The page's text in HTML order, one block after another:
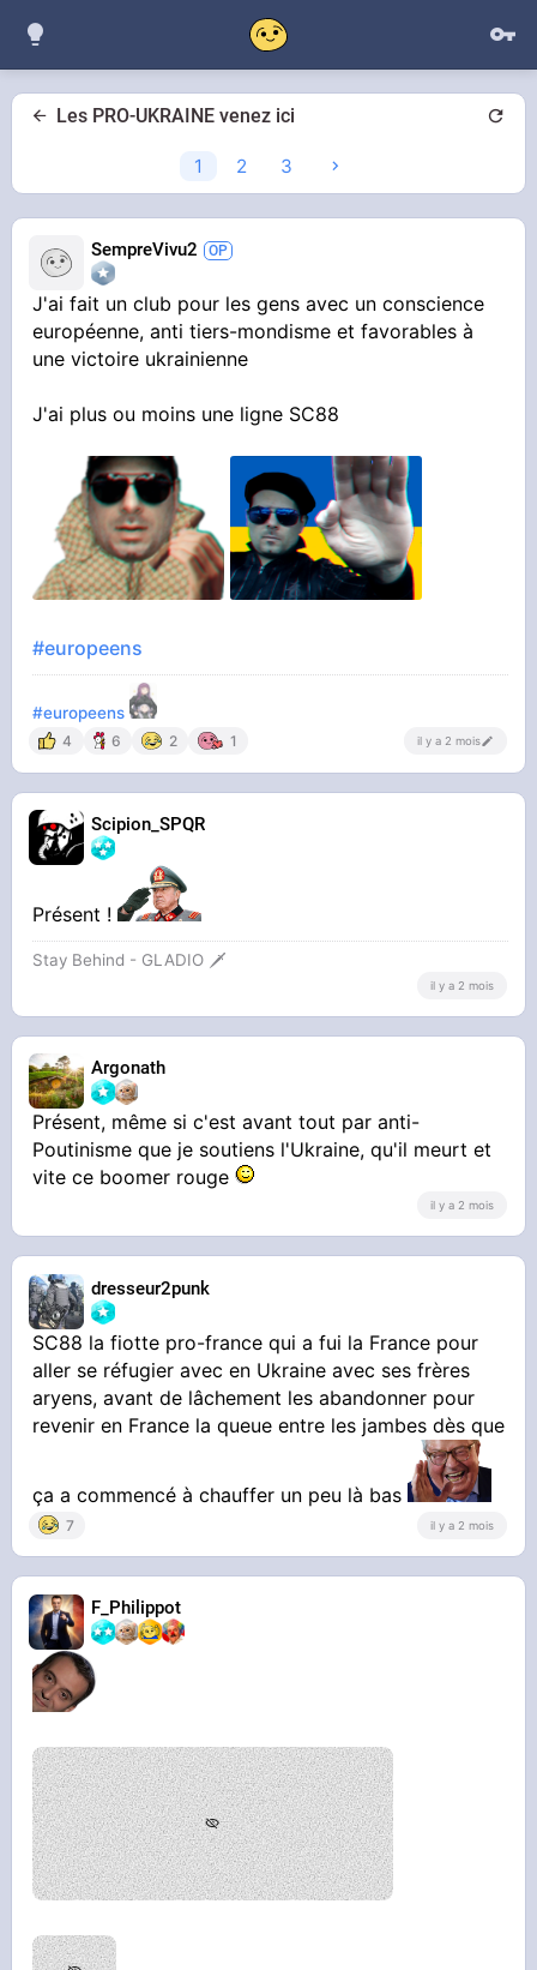
Les PRO-UKRAINE venez ici
1 2 3
SempreVivu2
J'ai fait un club pour les gens avec un conscience
européenne, anti tiers-mondisme et favorables à
une victoire ukrainienne
J'ai plus ou moins une ligne SC88
#europeens
#europeens
4 6 2 1 il y a 2 mois
Scipion_SPQR
Présent !
Stay Behind - GLADIO 🗡️
il y a 2 mois
Argonath
Présent, même si c'est avant tout par anti-
Poutinisme que je soutiens l'Ukraine, qu'il meurt et
vite ce boomer rouge
il y a 2 mois
dresseur2punk
SC88 la fiotte pro-france qui a fui la France pour
aller se réfugier avec en Ukraine avec ses frères
aryens, avant de lâchement les abandonner pour
revenir en France la queue entre les jambes dès que
ça a commencé à chauffer un peu là bas
7 il y a 2 mois
F_Philippot